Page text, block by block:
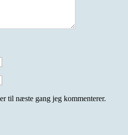
til næste gang jeg kommenterer.